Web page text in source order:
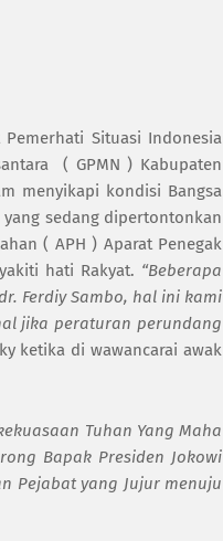
Situasi Indonesia
( GPMN ) Kabupaten
menyikapi kondisi Bangsa
sedang dipertontonkan
( APH ) Aparat Penegak
hati Rakyat. “Beberapa
Ferdiy Sambo, hal ini kami
jika peraturan perundang
ketika di wawancarai awak
Tuhan Yang Maha
Bapak Presiden Jokowi
Pejabat yang Jujur menuju